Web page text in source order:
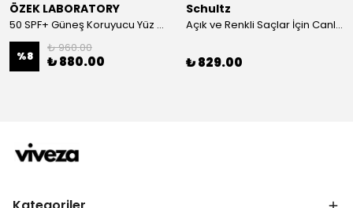
ÖZEK LABORATORY
50 SPF+ Güneş Koruyucu Yüz ve Vücut Sütü 100 ml
%8
₺ 960.00
₺ 880.00
Schultz
Açık ve Renkli Saçlar İçin Canlandırıcı 2li Bakım Seti Şampuan + Saç Kremi
₺ 829.00